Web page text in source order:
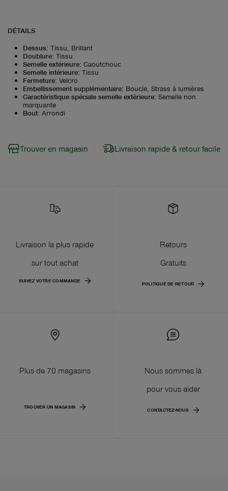
DÉTAILS
Dessus: Tissu, Brillant
Doublure: Tissu
Semelle extérieure: Caoutchouc
Semelle intérieure: Tissu
Fermeture: Velcro
Embellissement supplémentaire: Boucle, Strass à lumières
Caractéristique spéciale semelle extérieure: Semelle non
marquante
Bout: Arrondi
Trouver en magasin Livraison rapide & retour facile
Livraison la plus rapide
sur tout achat
SUIVEZ VOTRE COMMANDE
Retours
Gratuits
POLITIQUE DE RETOUR
Plus de 70 magasins
TROUVER UN MAGASIN
Nous sommes là
pour vous aider
CONTACTEZ-NOUS